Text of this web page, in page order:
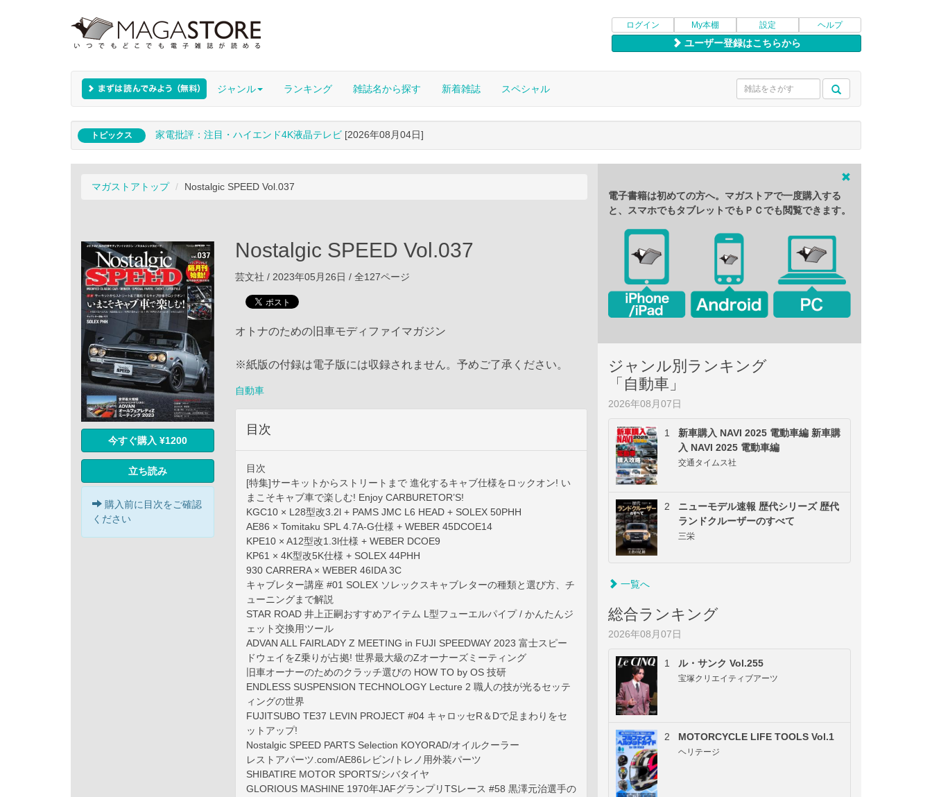
ログイン My本棚 設定 ヘルプ
ユーザー登録はこちらから
ジャンル ランキング 雑誌名から探す 新着雑誌 スペシャル
トピックス 家電批評：注目・ハイエンド4K液晶テレビ [2026年08月04日]
マガストアトップ Nostalgic SPEED Vol.037
今すぐ購入 ¥1200
立ち読み
購入前に目次をご確認
ください
Nostalgic SPEED Vol.037
芸文社 / 2023年05月26日 / 全127ページ
オトナのための旧車モディファイマガジン
※紙版の付録は電子版には収録されません。予めご了承ください。
自動車
目次
目次
[特集]サーキットからストリートまで 進化するキャブ仕様をロックオン! い
まこそキャブ車で楽しむ! Enjoy CARBURETOR’S!
KGC10 × L28型改3.2l + PAMS JMC L6 HEAD + SOLEX 50PHH
AE86 × Tomitaku SPL 4.7A-G仕様 + WEBER 45DCOE14
KPE10 × A12型改1.3l仕様 + WEBER DCOE9
KP61 × 4K型改5K仕様 + SOLEX 44PHH
930 CARRERA × WEBER 46IDA 3C
キャブレター講座 #01 SOLEX ソレックスキャブレターの種類と選び方、チ
ューニングまで解説
STAR ROAD 井上正嗣おすすめアイテム L型フューエルパイプ / かんたんジ
ェット交換用ツール
ADVAN ALL FAIRLADY Z MEETING in FUJI SPEEDWAY 2023 富士スピー
ドウェイをZ乗りが占拠! 世界最大級のZオーナーズミーティング
旧車オーナーのためのクラッチ選びの HOW TO by OS 技研
ENDLESS SUSPENSION TECHNOLOGY Lecture 2 職人の技が光るセッテ
ィングの世界
FUJITSUBO TE37 LEVIN PROJECT #04 キャロッセR＆Dで足まわりをセ
ットアップ!
Nostalgic SPEED PARTS Selection KOYORAD/オイルクーラー
レストアパーツ.com/AE86レビン/トレノ用外装パーツ
SHIBATIRE MOTOR SPORTS/シバタイヤ
GLORIOUS MASHINE 1970年JAFグランプリTSレース #58 黒澤元治選手の
電子書籍は初めての方へ。マガストアで一度購入する
と、スマホでもタブレットでもＰＣでも閲覧できます。
ジャンル別ランキング
「自動車」
2026年08月07日
1
新車購入 NAVI 2025 電動車編 新車購
入 NAVI 2025 電動車編
交通タイムス社
2
ニューモデル速報 歴代シリーズ 歴代
ランドクルーザーのすべて
三栄
一覧へ
総合ランキング
2026年08月07日
1 ル・サンク Vol.255
宝塚クリエイティブアーツ
2 MOTORCYCLE LIFE TOOLS Vol.1
ヘリテージ